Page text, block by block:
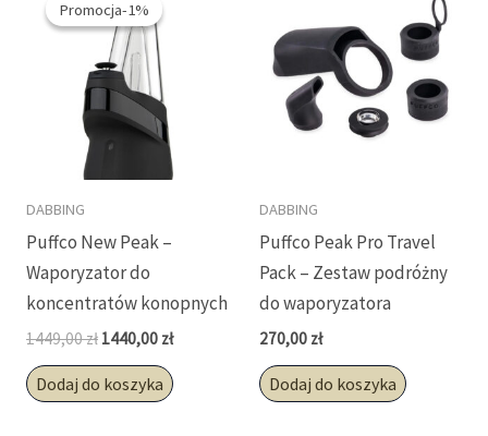
Promocja-1%
Promocja-1%
DABBING
Puffco New Peak –
Waporyzator do
koncentratów konopnych
1449,00zł Pierwotna
wynosiła:
1449,00 zł.
1440,00 złAktualna
wynosi:
Dodaj do koszyka
DABBING
Puffco Peak Pro Travel
Pack – Zestaw podróżny
do waporyzatora
270,00 zł
Dodaj do koszyka